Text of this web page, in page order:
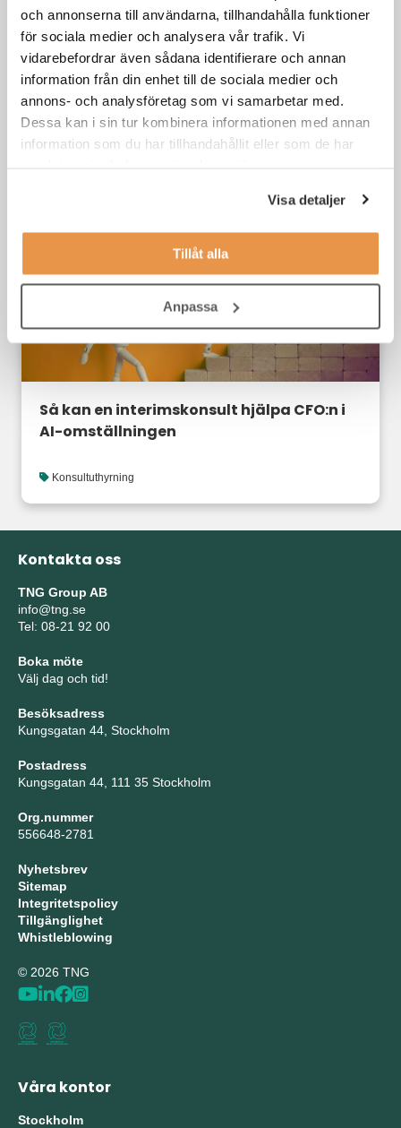
och annonserna till användarna, tillhandahålla funktioner
för sociala medier och analysera vår trafik. Vi
vidarebefordrar även sådana identifierare och annan
information från din enhet till de sociala medier och
annons- och analysföretag som vi samarbetar med.
Dessa kan i sin tur kombinera informationen med annan
information som du har tillhandahållit eller som de har
Visa detaljer
Tillåt alla
Anpassa
Konsulttrender 2026: Från att täcka upp
till att bygga upp
Så kan en interimskonsult hjälpa CFO:n i
AI-omställningen
Konsultuthyrning
Kontakta oss
TNG Group AB
info@tng.se
Tel: 08-21 92 00
Boka möte
Välj dag och tid!
Besöksadress
Kungsgatan 44, Stockholm
Postadress
Kungsgatan 44, 111 35 Stockholm
Org.nummer
556648-2781
Nyhetsbrev
Sitemap
Integritetspolicy
Tillgänglighet
Whistleblowing
© 2026 TNG
Våra kontor
Stockholm